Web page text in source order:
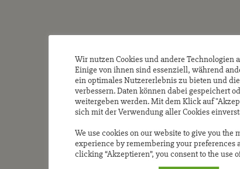
Wir nutzen Cookies und andere Technologien
Einige von ihnen sind essenziell, während
ein optimales Nutzererlebnis zu bieten und
verbessern. Daten können dabei gespeichert
weitergeben werden. Mit dem Klick auf
sich mit der Verwendung aller Cookies
We use cookies on our website to give you the
experience by remembering your preferences
clicking “Akzeptieren”, you consent to the use